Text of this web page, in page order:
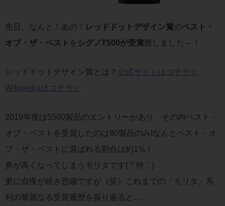
先日、なんと！あの！ レッドドットデザイン賞のベスト・
オブ・ザ・ベスト を シグノT500が受賞致しました～！
レッドドットデザイン賞とは？ 公式サイトはコチラ☆
Wikipediaはコチラ☆
2019年度は5500製品のエントリーがあり、その内ベスト・
オブ・ベストを受賞したのは80製品のみ!なんとベスト・オ
ブ・ザ・ベストに選ばれる割合は約1%！
鼻が高くなってしまうモリタです( *´艸｀)
更に自慢が続き恐縮ですが（笑）これまでの「モリタ」系
列の華麗なる受賞履歴を振り返ると…